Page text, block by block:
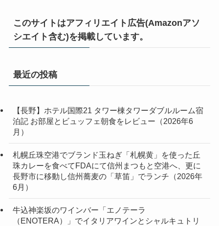
このサイトはアフィリエイト広告(Amazonアソ
シエイト含む)を掲載しています。
最近の投稿
【長野】ホテル国際21 タワー棟タワーダブルルーム宿
泊記 お部屋とビュッフェ朝食をレビュー（2026年6
月）
札幌丘珠空港でブランド玉ねぎ「札幌黄」を使った丘
珠カレーを食べてFDAにて信州まつもと空港へ、更に
長野市に移動し信州蕎麦の「草笛」でランチ（2026年
6月）
牛込神楽坂のワインバー「エノテーラ
（ENOTERA）」でイタリアワインとシャルキュトリ